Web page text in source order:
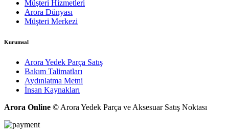
Müşteri Hizmetleri
Arora Dünyası
Müşteri Merkezi
Kurumsal
Arora Yedek Parça Satış
Bakım Talimatları
Aydınlatma Metni
İnsan Kaynakları
Arora Online © Arora Yedek Parça ve Aksesuar Satış Noktası